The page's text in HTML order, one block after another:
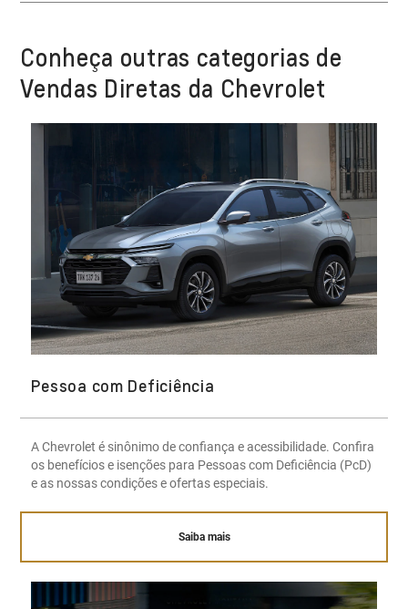
Conheça outras categorias de
Vendas Diretas da Chevrolet
Pessoa com Deficiência
A Chevrolet é sinônimo de confiança e acessibilidade. Confira
os benefícios e isenções para Pessoas com Deficiência (PcD)
e as nossas condições e ofertas especiais.
Saiba mais